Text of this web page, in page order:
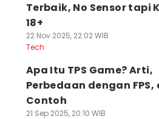
Terbaik, No Sensor tapi
18+
22 Nov 2025, 22:02 WIB
Tech
Apa Itu TPS Game? Arti,
Perbedaan dengan FPS,
Contoh
21 Sep 2025, 20:10 WIB